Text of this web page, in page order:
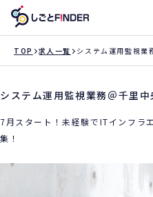
働き方・サポート体制一覧
TOP 求人一覧 システム運用監視業
システム運用監視業務＠千里中
7月スタート！未経験でITインフラ
集！